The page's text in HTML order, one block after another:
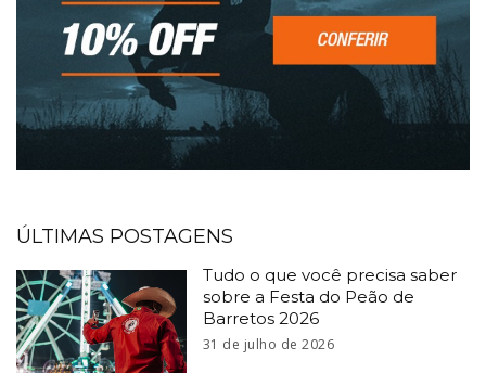
ÚLTIMAS POSTAGENS
Tudo o que você precisa saber
sobre a Festa do Peão de
Barretos 2026
31 de julho de 2026